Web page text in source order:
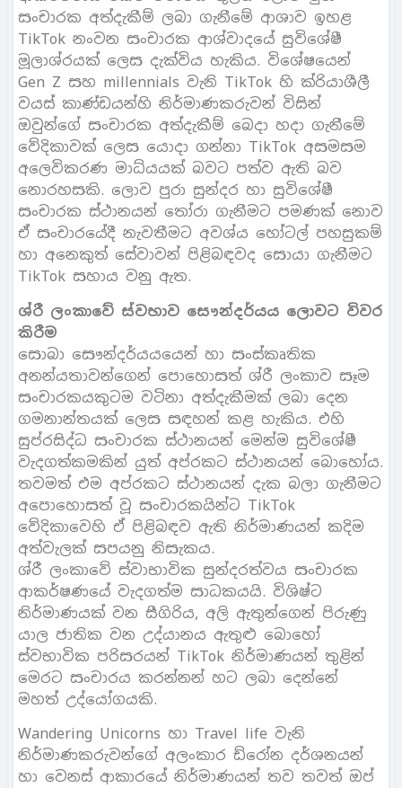
සංචාරක අත්දැකීම් ලබා ගැනීමේ ආශාව ඉහළ
TikTok නංවන සංචාරක ආශ්වාදයේ සුවිශේෂී
මූලාශ්රයක් ලෙස දැක්විය හැකිය. විශේෂයෙන්
Gen Z සහ millennials වැනි TikTok හි ක්රියාශීලී
වයස් කාණ්ඩයන්හි නිර්මාණකරුවන් විසින්
ඔවුන්ගේ සංචාරක අත්දැකීම් බෙදා හදා ගැනීමේ
වේදිකාවක් ලෙස යොදා ගන්නා TikTok අසමසම
අලෙවිකරණ මාධ්යයක් බවට පත්ව ඇති බව
නොරහසකි. ලොව පුරා සුන්දර හා සුවිශේෂී
සංචාරක ස්ථානයන් තෝරා ගැනීමට පමණක් නොව
ඒ සංචාරයේදී නැවතීමට අවශ්ය හෝටල් පහසුකම්
හා අනෙකුත් සේවාවන් පිළිබඳවද සොයා ගැනීමට
TikTok සහාය වනු ඇත.
ශ්රී ලංකාවේ ස්වභාව සෞන්දර්යය ලොවට විවර
කිරීම
සොබා සෞන්දර්යයයෙන් හා සංස්කෘතික
අනන්යතාවන්ගෙන් පොහොසත් ශ්රී ලංකාව සෑම
සංචාරකයකුටම වටිනා අත්දැකීමක් ලබා දෙන
ගමනාන්තයක් ලෙස සඳහන් කළ හැකිය. එහි
සුප්රසිද්ධ සංචාරක ස්ථානයන් මෙන්ම සුවිශේෂී
වැදගත්කමකින් යුත් අප්රකට ස්ථානයන් බොහෝය.
තවමත් එම අප්රකට ස්ථානයන් දැක බලා ගැනීමට
අපොහොසත් වූ සංචාරකයින්ට TikTok
වේදිකාවෙහි ඒ පිළිබඳව ඇති නිර්මාණයන් කදිම
අත්වැලක් සපයනු නිසැකය.
ශ්රී ලංකාවේ ස්වාභාවික සුන්දරත්වය සංචාරක
ආකර්ෂණයේ වැදගත්ම සාධකයයි. විශිෂ්ට
නිර්මාණයක් වන සීගිරිය, අලි ඇතුන්ගෙන් පිරුණු
යාල ජාතික වන උද්යානය ඇතුළු බොහෝ
ස්වභාවික පරිසරයන් TikTok නිර්මාණයන් තුළින්
මෙරට සංචාරය කරන්නන් හට ලබා දෙන්නේ
මහත් උද්යෝගයකි.
Wandering Unicorns හා Travel life වැනි
නිර්මාණකරුවන්ගේ අලංකාර ඩ්රෝන දර්ශනයන්
හා වෙනස් ආකාරයේ නිර්මාණයන් තව තවත් ඔප්